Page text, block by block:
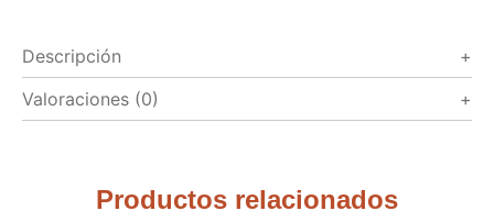
Descripción
Valoraciones (0)
Productos relacionados